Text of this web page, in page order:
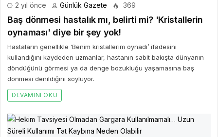
2 yıl önce Günlük Gazete 369
Baş dönmesi hastalık mı, belirti mi? 'Kristallerin
oynaması' diye bir şey yok!
Hastaların genellikle ‘Benim kristallerim oynadı’ ifadesini
kullandığını kaydeden uzmanlar, hastanın sabit bakışta dünyanın
döndüğünü görmesi ya da denge bozukluğu yaşamasına baş
dönmesi denildiğini söylüyor.
DEVAMINI OKU